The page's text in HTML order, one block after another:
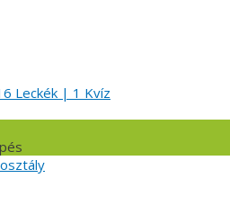
Leckék | 1 Kvíz